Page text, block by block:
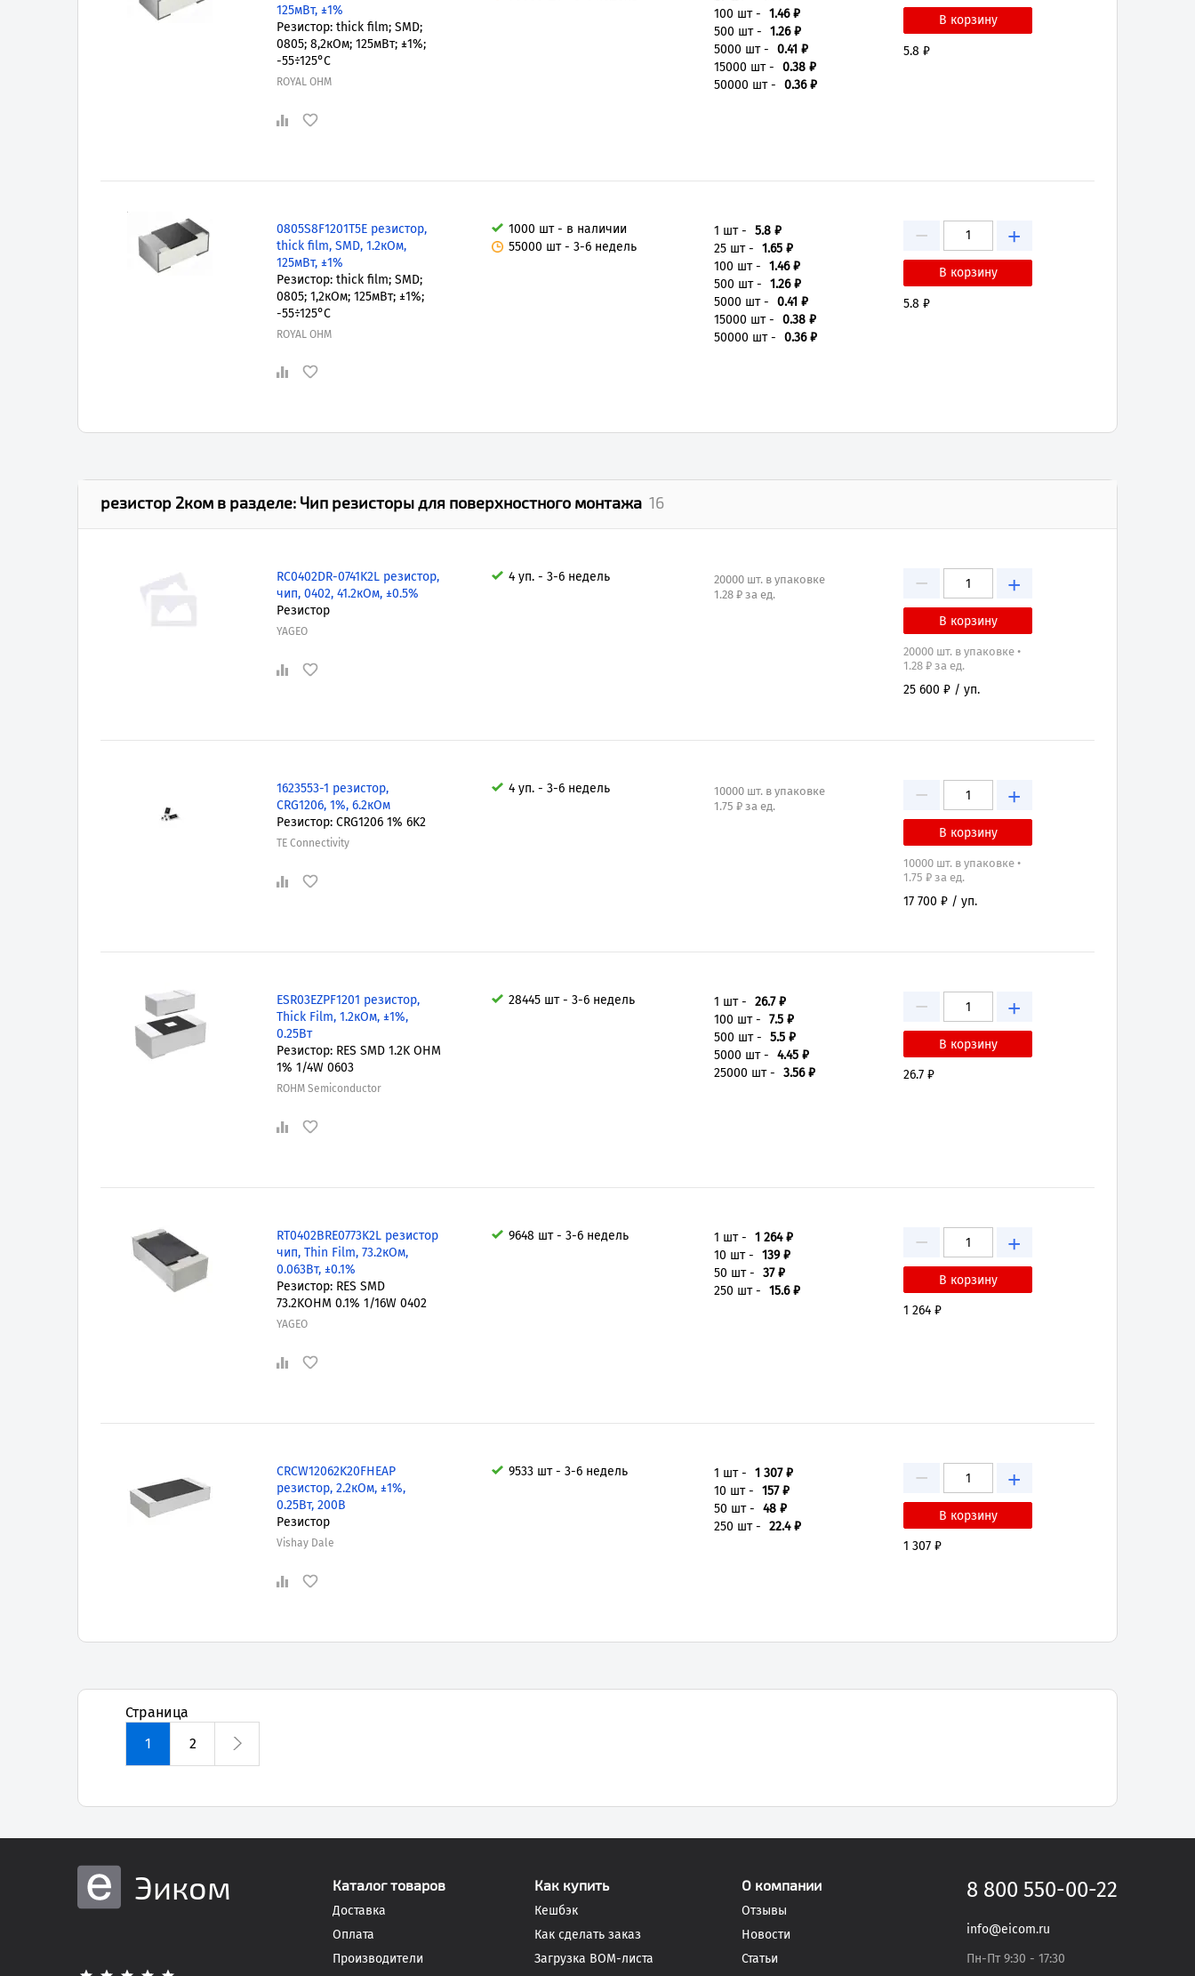
125мВт, ±1%
Резистор: thick film; SMD;
0805; 8,2кОм; 125мВт; ±1%;
-55÷125°C
ROYAL OHM
100 шт - 1.46 ₽
500 шт - 1.26 ₽
5000 шт - 0.41 ₽
15000 шт - 0.38 ₽
50000 шт - 0.36 ₽
5.8 ₽
0805S8F1201T5E резистор,
thick film, SMD, 1.2кОм,
125мВт, ±1%
Резистор: thick film; SMD;
0805; 1,2кОм; 125мВт; ±1%;
-55÷125°C
ROYAL OHM
1000 шт - в наличии
55000 шт - 3-6 недель
1 шт - 5.8 ₽
25 шт - 1.65 ₽
100 шт - 1.46 ₽
500 шт - 1.26 ₽
5000 шт - 0.41 ₽
15000 шт - 0.38 ₽
50000 шт - 0.36 ₽
− +
5.8 ₽
резистор 2ком в разделе: Чип резисторы для поверхностного монтажа 16
RC0402DR-0741K2L резистор,
чип, 0402, 41.2кОм, ±0.5%
Резистор
YAGEO
4 уп. - 3-6 недель
20000 шт. в упаковке
1.28 ₽ за ед.
− +
20000 шт. в упаковке •
1.28 ₽ за ед.
25 600 ₽ / уп.
1623553-1 резистор,
CRG1206, 1%, 6.2кОм
Резистор: CRG1206 1% 6K2
TE Connectivity
4 уп. - 3-6 недель
10000 шт. в упаковке
1.75 ₽ за ед.
− +
10000 шт. в упаковке •
1.75 ₽ за ед.
17 700 ₽ / уп.
ESR03EZPF1201 резистор,
Thick Film, 1.2кОм, ±1%,
0.25Вт
Резистор: RES SMD 1.2K OHM
1% 1/4W 0603
ROHM Semiconductor
28445 шт - 3-6 недель 1 шт - 26.7 ₽
100 шт - 7.5 ₽
500 шт - 5.5 ₽
5000 шт - 4.45 ₽
25000 шт - 3.56 ₽
− +
26.7 ₽
RT0402BRE0773K2L резистор
чип, Thin Film, 73.2кОм,
0.063Вт, ±0.1%
Резистор: RES SMD
73.2KOHM 0.1% 1/16W 0402
YAGEO
9648 шт - 3-6 недель 1 шт - 1 264 ₽
10 шт - 139 ₽
50 шт - 37 ₽
250 шт - 15.6 ₽
− +
1 264 ₽
CRCW12062K20FHEAP
резистор, 2.2кОм, ±1%,
0.25Вт, 200В
Резистор
Vishay Dale
9533 шт - 3-6 недель 1 шт - 1 307 ₽
10 шт - 157 ₽
50 шт - 48 ₽
250 шт - 22.4 ₽
− +
1 307 ₽
Страница
1
2
Эиком Каталог товаров
Доставка
Оплата
Производители
Как купить
Кешбэк
Как сделать заказ
Загрузка BOM-листа
О компании
Отзывы
Новости
Статьи
8 800 550-00-22
info@eicom.ru
Пн-Пт 9:30 - 17:30